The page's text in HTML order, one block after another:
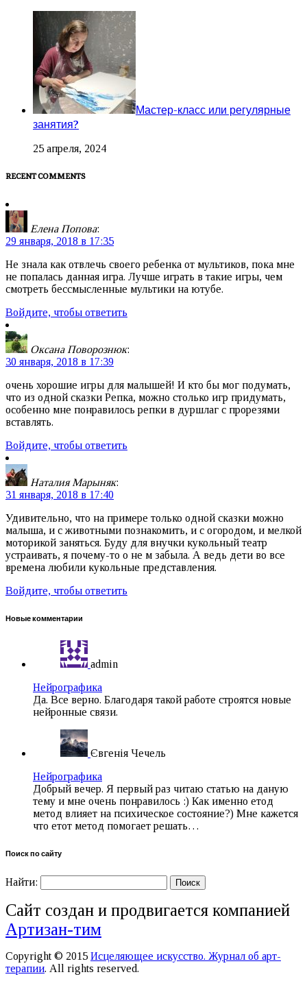
Мастер-класс или регулярные
занятия?
25 апреля, 2024
RECENT COMMENTS
Елена Попова:
29 января, 2018 в 17:35
Не знала как отвлечь своего ребенка от мультиков, пока мне
не попалась данная игра. Лучше играть в такие игры, чем
смотреть бессмысленные мультики на ютубе.
Войдите, чтобы ответить
Оксана Поворознюк:
30 января, 2018 в 17:39
очень хорошие игры для малышей! И кто бы мог подумать,
что из одной сказки Репка, можно столько игр придумать,
особенно мне понравилось репки в дуршлаг с прорезями
вставлять.
Войдите, чтобы ответить
Наталия Марыняк:
31 января, 2018 в 17:40
Удивительно, что на примере только одной сказки можно
малыша, и с животными познакомить, и с огородом, и мелкой
моторикой заняться. Буду для внучки кукольный театр
устраивать, я почему-то о не м забыла. А ведь дети во все
времена любили кукольные представления.
Войдите, чтобы ответить
Новые комментарии
admin
Нейрографика
Да. Все верно. Благодаря такой работе строятся новые
нейронные связи.
Євгенія Чечель
Нейрографика
Добрый вечер. Я первый раз читаю статью на даную
тему и мне очень понравилось :) Как именно етод
метод влияет на психическое состояние?) Мне кажется
что етот метод помогает решать…
Поиск по сайту
Найти:
Сайт создан и продвигается компанией
Артизан-тим
Copyright © 2015 Исцеляющее искусство. Журнал об арт-
терапии. All rights reserved.